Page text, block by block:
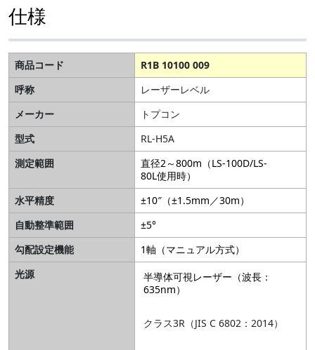
仕様
商品コード
R1B 10100 009
呼称
レーザーレベル
メーカー
トプコン
型式
RL-H5A
測定範囲
直径2～800m（LS-100D/LS-
80L使用時）
水平精度
±10″（±1.5mm／30m）
自動整準範囲
±5°
勾配設定機能
1軸（マニュアル方式）
光源
半導体可視レーザー（波長：
635nm）
クラス3R（JIS C 6802：2014）